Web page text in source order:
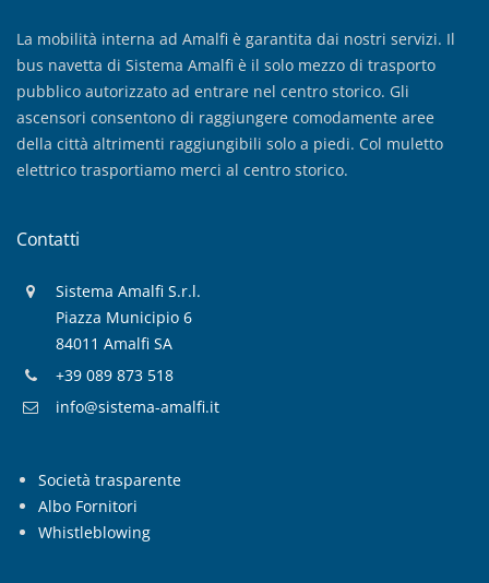
La mobilità interna ad Amalfi è garantita dai nostri servizi. Il
bus navetta di Sistema Amalfi è il solo mezzo di trasporto
pubblico autorizzato ad entrare nel centro storico. Gli
ascensori consentono di raggiungere comodamente aree
della città altrimenti raggiungibili solo a piedi. Col muletto
elettrico trasportiamo merci al centro storico.
Contatti
Sistema Amalfi S.r.l.
Piazza Municipio 6
84011 Amalfi SA
+39 089 873 518
info@sistema-amalfi.it
Società trasparente
Albo Fornitori
Whistleblowing